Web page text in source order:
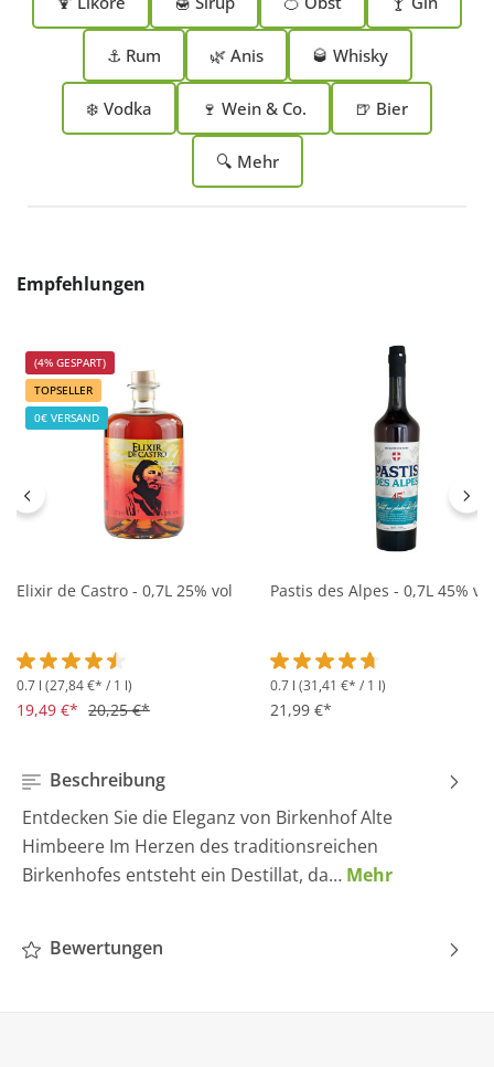
⚓ Rum 🌿 Anis 🥃 Whisky
❄️ Vodka 🍷 Wein & Co. 🍺 Bier
🔍 Mehr
Produktgalerie überspringen
Empfehlungen
(4% GESPART)
TOPSELLER
0€ VERSAND
Elixir de Castro - 0,7L 25% vol
Durchschnittliche Bewertung von 4.5 von 5 Sternen
0.7 l (27,84 €* / 1 l)
19,49 €* 20,25 €*
Pastis des Alpes - 0,7L 45% vol
Durchschnittliche
0.7 l (31,41 €* / 1 l)
21,99 €*
Beschreibung
Entdecken Sie die Eleganz von Birkenhof Alte
Himbeere Im Herzen des traditionsreichen
Birkenhofes entsteht ein Destillat, da… Mehr
Bewertungen